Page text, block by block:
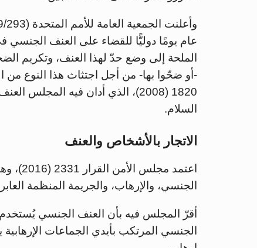
عام يومًا دوليًّا للقضاء على العنف الجنسي
الملحة إلى وضع حدّ لهذا العنف، وتكريم
-أو ضحّوا بها- من أجل اجتثاث هذا النوع من
1820 (2008)، الذي أدان فيه
السلام.
الاتجار بالأشخاص والعنف
اعتمد
الجنسي، والإرهاب، والجريمة المنظمة
أقرّ المجلس فيه بأن العنف الجنسي يُستخدم
الجنسي المرتكب بأيدي الجماعات